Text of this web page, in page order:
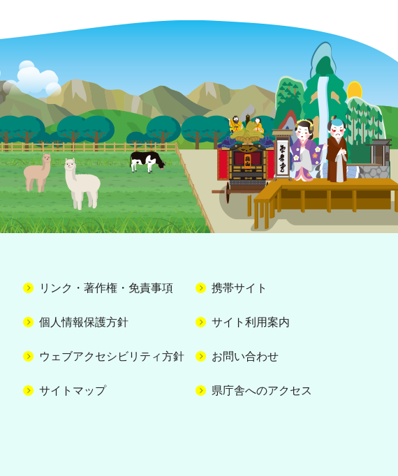
リンク・著作権・免責事項 携帯サイト
個人情報保護方針 サイト利用案内
ウェブアクセシビリティ方針 お問い合わせ
サイトマップ 県庁舎へのアクセス